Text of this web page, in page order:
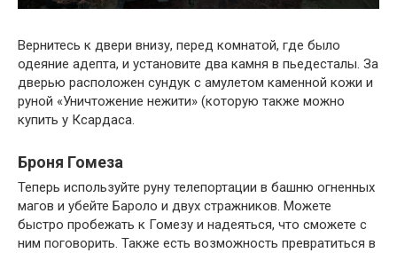
Вернитесь к двери внизу, перед комнатой, где было
одеяние адепта, и установите два камня в пьедесталы. За
дверью расположен сундук с амулетом каменной кожи и
руной «Уничтожение нежити» (которую также можно
купить у Ксардаса.
Броня Гомеза
Теперь используйте руну телепортации в башню огненных
магов и убейте Бароло и двух стражников. Можете
быстро пробежать к Гомезу и надеяться, что сможете с
ним поговорить. Также есть возможность превратиться в